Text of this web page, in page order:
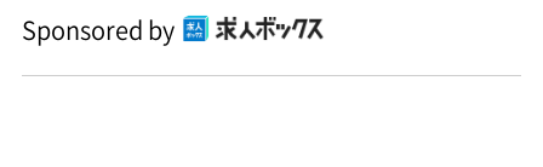
Sponsored by